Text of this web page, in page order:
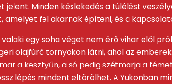
jelent. Minden késlekedés a túlélést
amelyet fel akarnak építeni, és a
egy soha véget nem érő vihar elől
olajfúró tornyokon látni, ahol az
a kesztyűn, a só pedig szétmarja a
lépés mindent eltörölhet. A Yukonban